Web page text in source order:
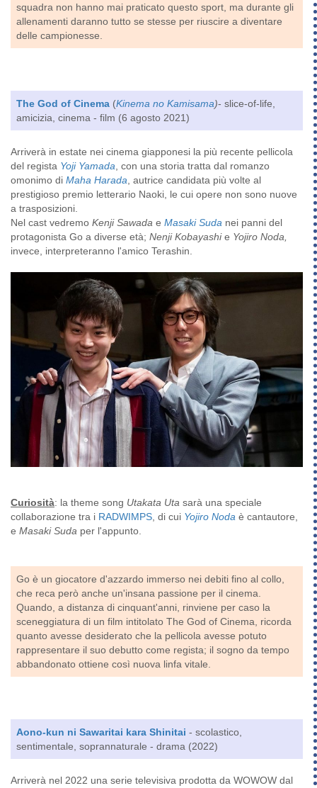
squadra non hanno mai praticato questo sport, ma durante gli
allenamenti daranno tutto se stesse per riuscire a diventare
delle campionesse.
The God of Cinema (Kinema no Kamisama)- slice-of-life,
amicizia, cinema - film (6 agosto 2021)
Arriverà in estate nei cinema giapponesi la più recente pellicola
del regista Yoji Yamada , con una storia tratta dal romanzo
omonimo di Maha Harada , autrice candidata più volte al
prestigioso premio letterario Naoki, le cui opere non sono nuove
a trasposizioni.
Nel cast vedremo Kenji Sawada e Masaki Suda nei panni del
protagonista Go a diverse età; Nenji Kobayashie Yojiro Noda,
invece, interpreteranno l'amico Terashin.
Curiosità: la theme song Utakata Uta sarà una speciale
collaborazione tra i RADWIMPS , di cui Yojiro Noda è cantautore,
e Masaki Suda per l'appunto.
Go è un giocatore d'azzardo immerso nei debiti fino al collo,
che reca però anche un'insana passione per il cinema.
Quando, a distanza di cinquant'anni, rinviene per caso la
sceneggiatura di un film intitolato The God of Cinema, ricorda
quanto avesse desiderato che la pellicola avesse potuto
rappresentare il suo debutto come regista; il sogno da tempo
abbandonato ottiene così nuova linfa vitale.
Aono-kun ni Sawaritai kara Shinitai - scolastico,
sentimentale, soprannaturale - drama (2022)
Arriverà nel 2022 una serie televisiva prodotta da WOWOW dal